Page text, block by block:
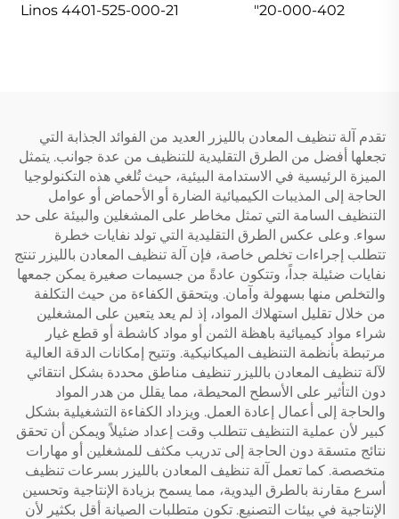
402-000-20"
Linos 4401-525-000-21
تقدم آلة تنظيف المعادن بالليزر العديد من الفوائد الجذابة التي
تجعلها أفضل من الطرق التقليدية للتنظيف من عدة جوانب. يتمثل
الميزة الرئيسية في الاستدامة البيئية، حيث تُلغي هذه التكنولوجيا
الحاجة إلى المذيبات الكيميائية الضارة أو الأحماض أو عوامل
التنظيف السامة التي تمثل مخاطر على المشغلين والبيئة على حد
سواء. وعلى عكس الطرق التقليدية التي تولد نفايات خطرة
تتطلب إجراءات تخلص خاصة، فإن آلة تنظيف المعادن بالليزر تنتج
نفايات ضئيلة جداً، وتتكون عادةً من جسيمات صغيرة يمكن جمعها
والتخلص منها بسهولة وآمان. ويتحقق الكفاءة من حيث التكلفة
من خلال تقليل استهلاك المواد، إذ لم يعد يتعين على المشغلين
شراء مواد كيميائية باهظة الثمن أو مواد كاشطة أو قطع غيار
مرتبطة بأنظمة التنظيف الميكانيكية. وتتيح إمكانات الدقة العالية
لآلة تنظيف المعادن بالليزر تنظيف مناطق محددة بشكل انتقائي
دون التأثير على الأسطح المحيطة، مما يقلل من هدر المواد
والحاجة إلى أعمال إعادة العمل. ويزداد الكفاءة التشغيلية بشكل
كبير لأن عملية التنظيف تتطلب وقت إعداد ضئيلاً ويمكن أن تحقق
نتائج متسقة دون الحاجة إلى تدريب مكثف للمشغلين أو مهارات
متخصصة. كما تعمل آلة تنظيف المعادن بالليزر بسرعات تنظيف
أسرع مقارنة بالطرق اليدوية، مما يسمح بزيادة الإنتاجية وتحسين
الإنتاجية في بيئات التصنيع. تكون متطلبات الصيانة أقل بكثير لأن